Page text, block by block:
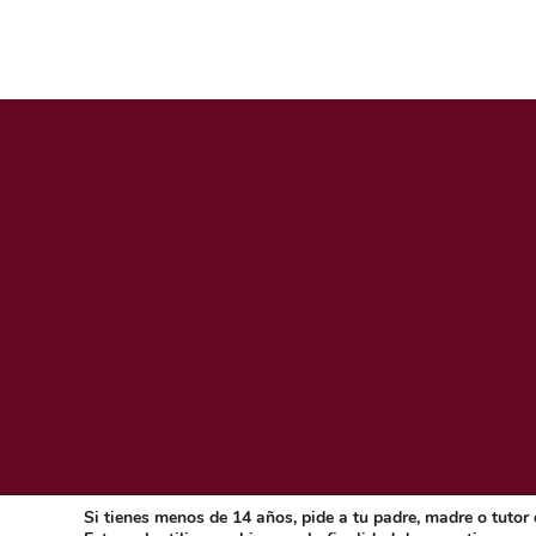
Si tienes menos de 14 años, pide a tu padre, madre o tutor